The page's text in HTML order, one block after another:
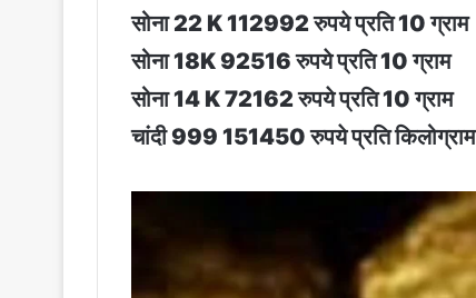
सोना 22 K 112992 रुपये प्रति 10 ग्राम
सोना 18K 92516 रुपये प्रति 10 ग्राम
सोना 14 K 72162 रुपये प्रति 10 ग्राम
चांदी 999 151450 रुपये प्रति किलोग्राम